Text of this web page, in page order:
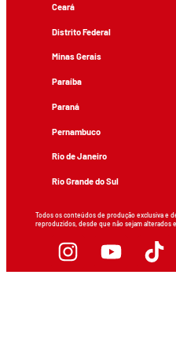
Ceará
Distrito Federal
Minas Gerais
Paraíba
Paraná
Pernambuco
Rio de Janeiro
Rio Grande do Sul
Todos os conteúdos de produção exclusiva e
reproduzidos, desde que não sejam alterados